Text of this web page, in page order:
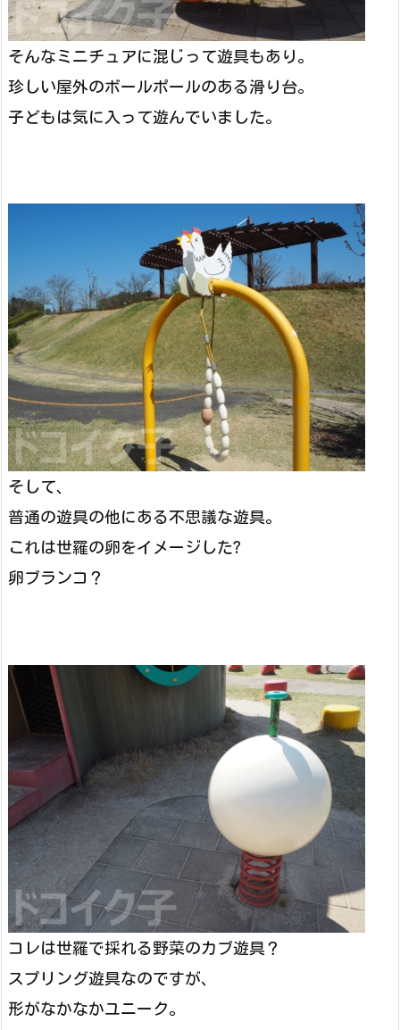
そんなミニチュアに混じって遊具もあり。
珍しい屋外のボールポールのある滑り台。
子どもは気に入って遊んでいました。
そして、
普通の遊具の他にある不思議な遊具。
これは世羅の卵をイメージした?
卵ブランコ？
コレは世羅で採れる野菜のカブ遊具？
スプリング遊具なのですが、
形がなかなかユニーク。